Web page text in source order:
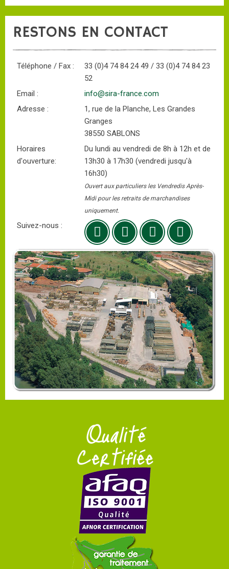
RESTONS EN CONTACT
Téléphone / Fax :
33 (0)4 74 84 24 49 / 33 (0)4 74 84 23
52
Email :
info@sira-france.com
Adresse :
1, rue de la Planche, Les Grandes
Granges
38550 SABLONS
Horaires
d'ouverture:
Du lundi au vendredi de 8h à 12h et de
13h30 à 17h30 (vendredi jusqu'à
16h30)
Ouvert aux particuliers les Vendredis Après-
Midi pour les retraits de marchandises
uniquement.
Suivez-nous :
Qualité
Certifiée